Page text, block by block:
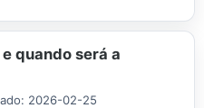
quando será a
2026-02-25